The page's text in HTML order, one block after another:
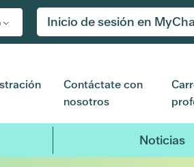
Inicio de sesión en
Contáctate con
nosotros
Noticias